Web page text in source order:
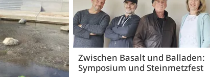
Zwischen Basalt und Balladen:
Symposium und Steinmetzfest